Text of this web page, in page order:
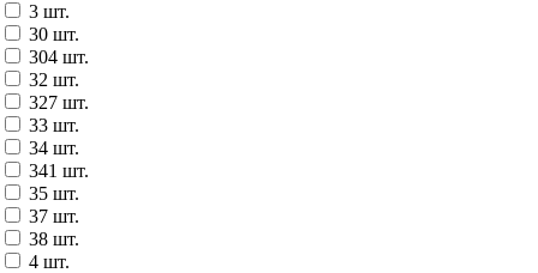
3 шт.
30 шт.
304 шт.
32 шт.
327 шт.
33 шт.
34 шт.
341 шт.
35 шт.
37 шт.
38 шт.
4 шт.